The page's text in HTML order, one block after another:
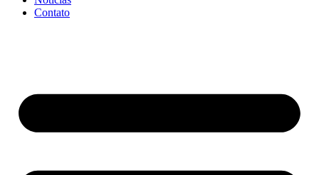
Contato